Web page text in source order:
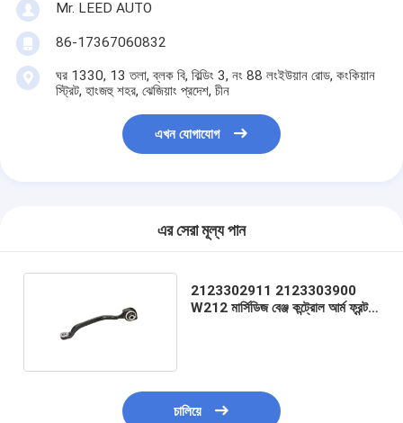
Mr. LEED AUTO
86-17367060832
ঘর 1330, 13 তলা, ব্লক বি, বিল্ডিং 3, নং 88 লংইউয়ান রোড, কংকিয়ান
স্ট্রিট, হাংজহু শহর, ঝেজিয়াং প্রদেশ, চীন
এখন যোগাযোগ
এর সেরা মূল্য পান
2123302911 2123303900
W212 মার্সিডিজ বেঞ্জ কন্ট্রোল আর্ম ফ্রন্ট
চালিয়ে